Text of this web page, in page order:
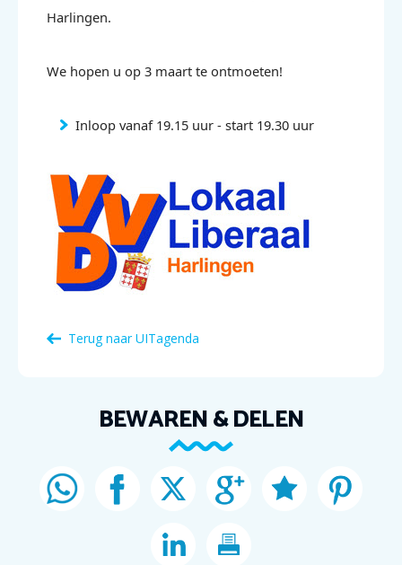
Harlingen.
We hopen u op 3 maart te ontmoeten!
Inloop vanaf 19.15 uur - start 19.30 uur
Terug naarUITagenda
BEWAREN & DELEN